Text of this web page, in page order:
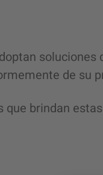
de su
que brindan